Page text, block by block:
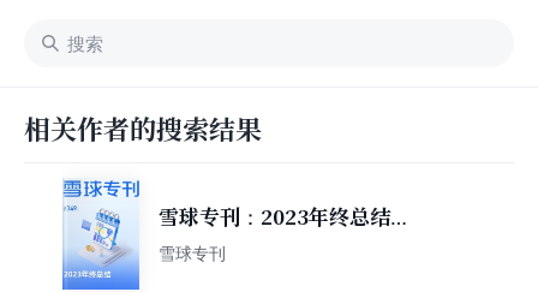
相关作者的搜索结果
雪球专刊：2023年终总结
（349期）
雪球专刊